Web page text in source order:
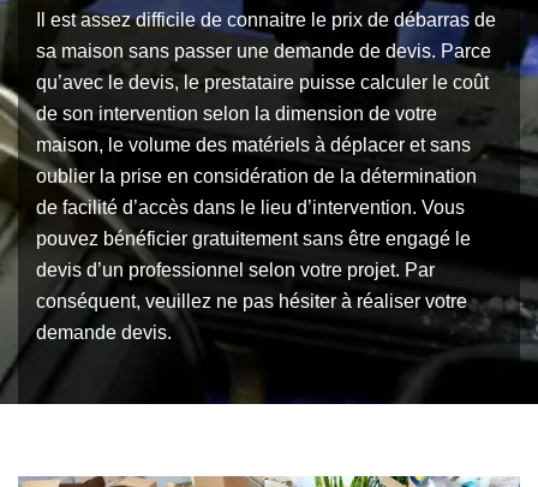
Il est assez difficile de connaitre le prix de débarras de
sa maison sans passer une demande de devis. Parce
qu’avec le devis, le prestataire puisse calculer le coût
de son intervention selon la dimension de votre
maison, le volume des matériels à déplacer et sans
oublier la prise en considération de la détermination
de facilité d’accès dans le lieu d’intervention. Vous
pouvez bénéficier gratuitement sans être engagé le
devis d’un professionnel selon votre projet. Par
conséquent, veuillez ne pas hésiter à réaliser votre
demande devis.